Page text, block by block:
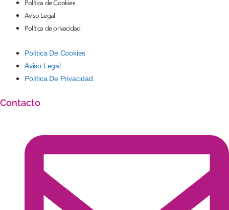
Política de Cookies
Aviso Legal
Política de privacidad
Política De Cookies
Aviso Legal
Política De Privacidad
Contacto